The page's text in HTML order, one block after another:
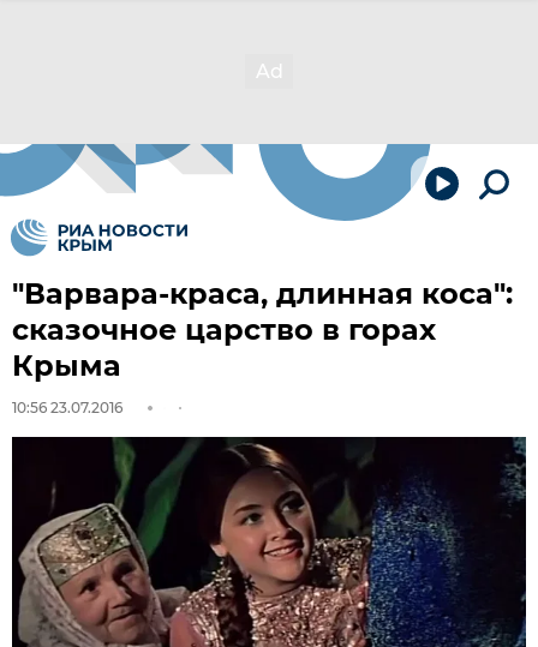
"Варвара-краса, длинная коса":
сказочное царство в горах
Крыма
10:56 23.07.2016